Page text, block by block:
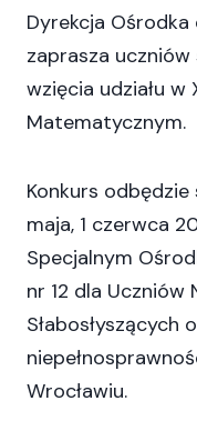
Dyrekcja
zaprasza
wzięcia udziału w
Matematycznym.
Konkurs odbędzie
maja, 1 czerwca
Specjalnym
nr 12 dla Uczniów
Słabosłyszących
Wrocławiu.